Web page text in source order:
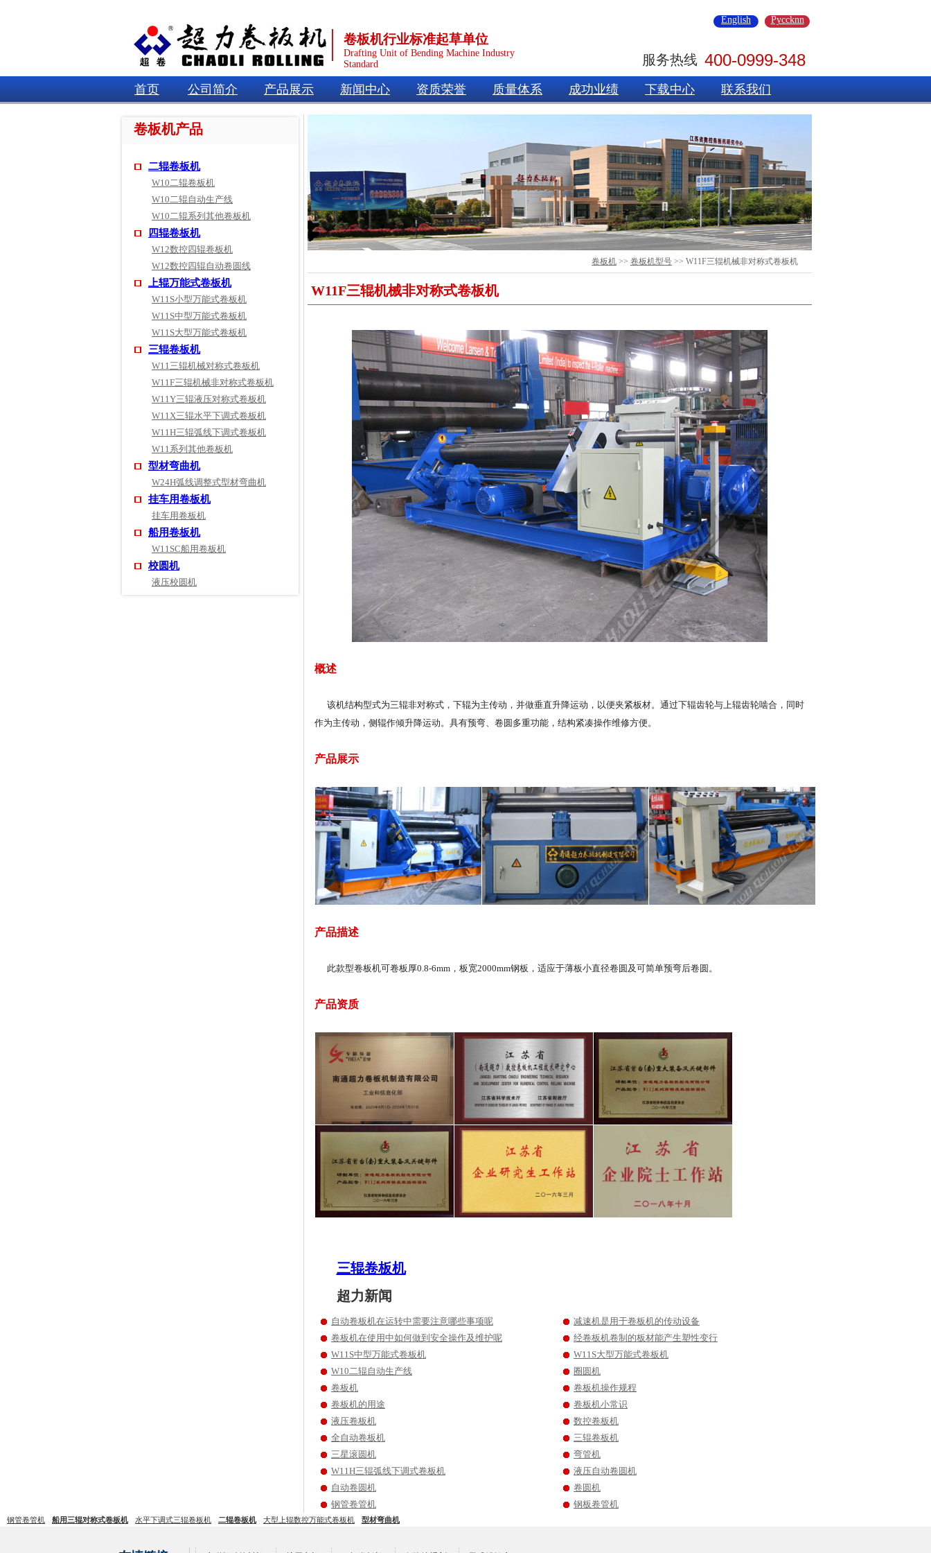
卷板机行业标准起草单位
Drafting Unit of Bending Machine Industry
Standard
English Pyccknn
服务热线 400-0999-348
首页 公司简介 产品展示 新闻中心 资质荣誉 质量体系 成功业绩 下载中心 联系我们
卷板机产品
二辊卷板机
W10二辊卷板机
W10二辊自动生产线
W10二辊系列其他卷板机
四辊卷板机
W12数控四辊卷板机
W12数控四辊自动卷圆线
上辊万能式卷板机
W11S小型万能式卷板机
W11S中型万能式卷板机
W11S大型万能式卷板机
三辊卷板机
W11三辊机械对称式卷板机
W11F三辊机械非对称式卷板机
W11Y三辊液压对称式卷板机
W11X三辊水平下调式卷板机
W11H三辊弧线下调式卷板机
W11系列其他卷板机
型材弯曲机
W24H弧线调整式型材弯曲机
挂车用卷板机
挂车用卷板机
船用卷板机
W11SC船用卷板机
校圆机
液压校圆机
卷板机 >> 卷板机型号 >> W11F三辊机械非对称式卷板机
W11F三辊机械非对称式卷板机
概述
该机结构型式为三辊非对称式，下辊为主传动，并做垂直升降运动，以便夹紧板材。通过下辊齿轮与上辊齿轮啮合，同时
作为主传动，侧辊作倾升降运动。具有预弯、卷圆多重功能，结构紧凑操作维修方便。
产品展示
产品描述
此款型卷板机可卷板厚0.8-6mm，板宽2000mm钢板，适应于薄板小直径卷圆及可简单预弯后卷圆。
产品资质
三辊卷板机
超力新闻
自动卷板机在运转中需要注意哪些事项呢
减速机是用于卷板机的传动设备
卷板机在使用中如何做到安全操作及维护呢
经卷板机卷制的板材能产生塑性变行
W11S中型万能式卷板机
W11S大型万能式卷板机
W10二辊自动生产线
圈圆机
卷板机
卷板机操作规程
卷板机的用途
卷板机小常识
液压卷板机
数控卷板机
全自动卷板机
三辊卷板机
三星滚圆机
弯管机
W11H三辊弧线下调式卷板机
液压自动卷圆机
自动卷圆机
卷圆机
钢管卷管机
钢板卷管机
钢管卷管机 船用三辊对称式卷板机 水平下调式三辊卷板机 二辊卷板机 大型上辊数控万能式卷板机 型材弯曲机